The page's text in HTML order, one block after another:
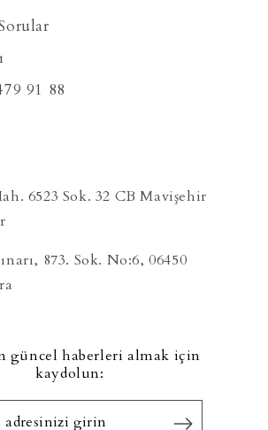
91 88
6523 Sok. 32 CB Mavişehir
873. Sok. No:6, 06450
güncel haberleri almak için
kaydolun: